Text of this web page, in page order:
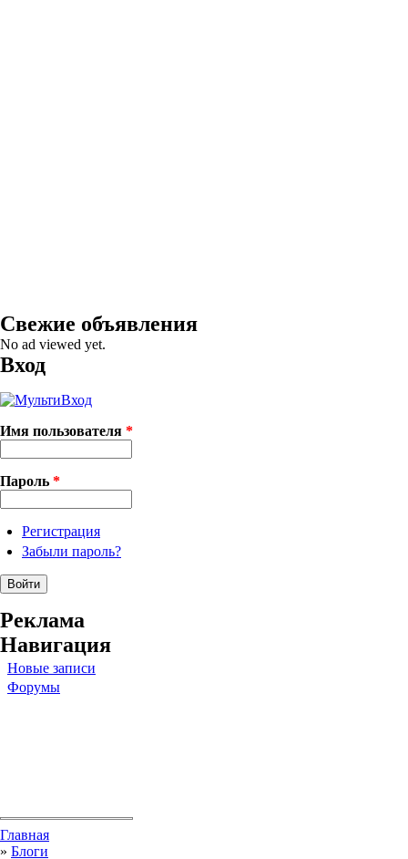
Свежие объявления
No ad viewed yet.
Вход
Имя пользователя *
Пароль *
Регистрация
Забыли пароль?
Реклама
Навигация
Новые записи
Форумы
Вы здесь
Главная
» Блоги